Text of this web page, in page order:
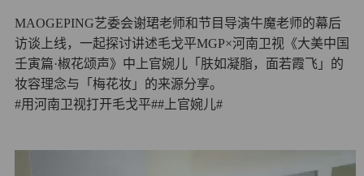
MAOGEPING艺委会谢珺老师和节目导演牛魔老师的幕后
访谈上线，一起探讨讲述毛戈平MGP×河南卫视《大美中国
壬寅篇·椒花颂声》中上官婉儿「肤如凝脂，面若霞飞」的
妆容理念与「梅花妆」的来源分享。
#用河南卫视打开毛戈平##上官婉儿#